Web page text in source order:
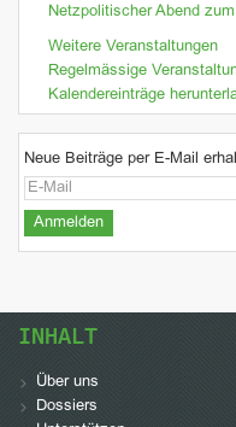
Netzpolitischer Abend
Weitere Veranstaltungen
Regelmässige
Kalendereinträge
Neue Beiträge per E-Mail
INHALT
Über uns
Dossiers